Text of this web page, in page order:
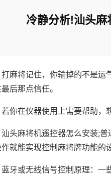
冷静分析!汕头
打麻将记住，你输掉的不是运
后那点信任。
若你在仪器使用上需要帮助，
汕头麻将机遥控器怎么安装;
就能实现控制麻将牌功能的
蓝牙或无线信号控制原理：一